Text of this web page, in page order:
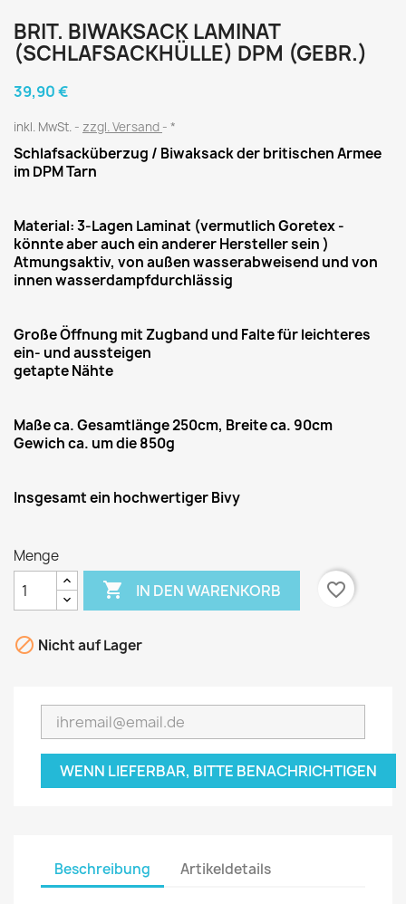
BRIT. BIWAKSACK LAMINAT
(SCHLAFSACKHÜLLE) DPM (GEBR.)
39,90 €
inkl. MwSt. zzgl. Versand *
Schlafsacküberzug / Biwaksack der britischen Armee
im DPM Tarn
Material: 3-Lagen Laminat (vermutlich Goretex -
könnte aber auch ein anderer Hersteller sein )
Atmungsaktiv, von außen wasserabweisend und von
innen wasserdampfdurchlässig
Große Öffnung mit Zugband und Falte für leichteres
ein- und aussteigen
getapte Nähte
Maße ca. Gesamtlänge 250cm, Breite ca. 90cm
Gewich ca. um die 850g
Insgesamt ein hochwertiger Bivy
Menge
 IN DEN WARENKORB favorite_border
 Nicht auf Lager
WENN LIEFERBAR, BITTE BENACHRICHTIGEN
Beschreibung Artikeldetails